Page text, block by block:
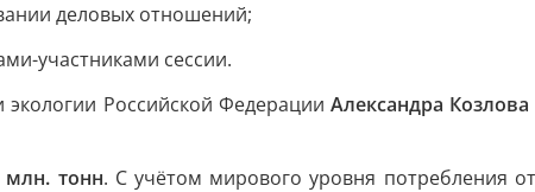
деловых отношений;
участниками сессии.
Российской Федерации Александра Козлова
млн. тонн. С учётом мирового уровня потребления